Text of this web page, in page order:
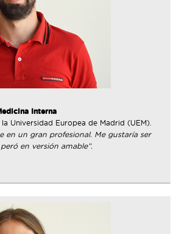
Interna
Universidad Europea de Madrid (UEM).
en un gran profesional. Me gustaría ser
en versión amable”.